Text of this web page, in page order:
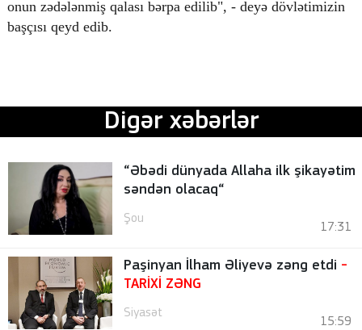
onun zədələnmiş qalası bərpa edilib", - deyə dövlətimizin
başçısı qeyd edib.
Digər xəbərlər
“Əbədi dünyada Allaha ilk şikayətim
səndən olacaq“
Şou
17:31
Paşinyan İlham Əliyevə zəng etdi -
TARİXİ ZƏNG
Siyasət
15:59